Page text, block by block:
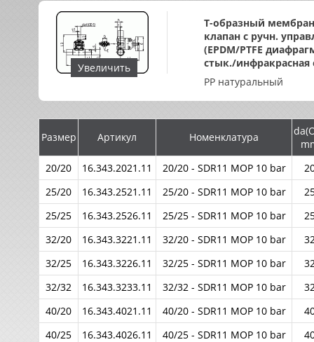
Увеличить
Т-образный
клапан с ручн.
(EPDM/PTFE
стык./инфракрасная
PP натуральный
Размер Артикул Номенклатура
20/20
16.343.2021.11 20/20 - SDR11 MOP 10 bar
25/20
16.343.2521.11 25/20 - SDR11 MOP 10 bar
25/25
16.343.2526.11 25/25 - SDR11 MOP 10 bar
32/20
16.343.3221.11 32/20 - SDR11 MOP 10 bar
32/25
16.343.3226.11 32/25 - SDR11 MOP 10 bar
32/32
16.343.3233.11 32/32 - SDR11 MOP 10 bar
40/20
16.343.4021.11 40/20 - SDR11 MOP 10 bar
40/25
16.343.4026.11 40/25 - SDR11 MOP 10 bar